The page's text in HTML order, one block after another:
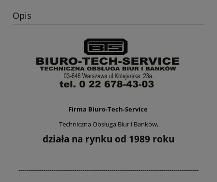
Opis
Firma Biuro-Tech-Service
Techniczna Obsługa Biur i Banków,
działa na rynku od 1989 roku
---------------------------------------------------------------------------------------------